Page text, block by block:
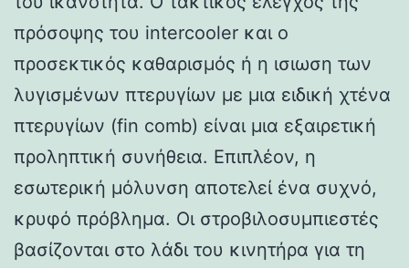
πρόσοψης του intercooler και ο
προσεκτικός καθαρισμός ή η ισιωση των
λυγισμένων πτερυγίων με μια ειδική χτένα
πτερυγίων (fin comb) είναι μια εξαιρετική
προληπτική συνήθεια. Επιπλέον, η
εσωτερική μόλυνση αποτελεί ένα συχνό,
κρυφό πρόβλημα. Οι στροβιλοσυμπιεστές
βασίζονται στο λάδι του κινητήρα για τη